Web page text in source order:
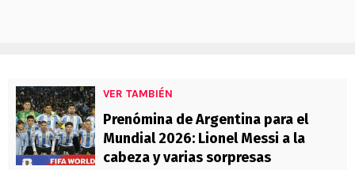
VER TAMBIÉN
Prenómina de Argentina para el
Mundial 2026: Lionel Messi a la
cabeza y varias sorpresas